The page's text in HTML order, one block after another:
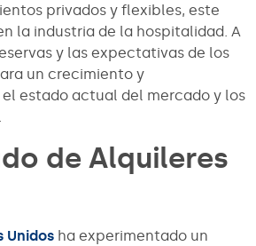
privados y flexibles, este
la industria de la hospitalidad. A
y las expectativas de los
un crecimiento y
estado actual del mercado y los
de Alquileres
Unidos ha experimentado un